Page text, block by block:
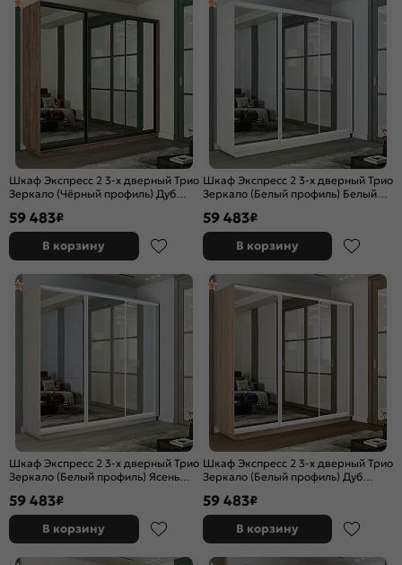
Шкаф Экспресс 2 3-х дверный Трио
Зеркало (Чёрный профиль) Дуб
59 483₽
В корзину
Шкаф Экспресс 2 3-х дверный Трио
Зеркало (Белый профиль) Белый
59 483₽
В корзину
Шкаф Экспресс 2 3-х дверный Трио
Зеркало (Белый профиль) Ясень
59 483₽
В корзину
Шкаф Экспресс 2 3-х дверный Трио
Зеркало (Белый профиль) Дуб
59 483₽
В корзину